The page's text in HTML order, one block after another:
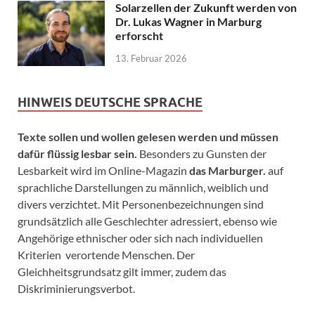
Solarzellen der Zukunft werden von
Dr. Lukas Wagner in Marburg
erforscht
13. Februar 2026
HINWEIS DEUTSCHE SPRACHE
Texte sollen und wollen gelesen werden und müssen
dafür flüssig lesbar sein. Besonders zu Gunsten der
Lesbarkeit wird im Online-Magazin das Marburger. auf
sprachliche Darstellungen zu männlich, weiblich und
divers verzichtet. Mit Personenbezeichnungen sind
grundsätzlich alle Geschlechter adressiert, ebenso wie
Angehörige ethnischer oder sich nach individuellen
Kriterien verortende Menschen. Der
Gleichheitsgrundsatz gilt immer, zudem das
Diskriminierungsverbot.